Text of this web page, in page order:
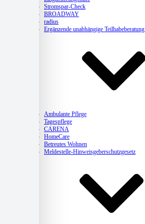
Stromspar-Check
BROADWAY
radius
Ergänzende unabhängige Teilhabeberatung
Ambulante Pflege
Tagespflege
CARENA
HomeCare
Betreutes Wohnen
Meldestelle-Hinweisgeberschutzgesetz